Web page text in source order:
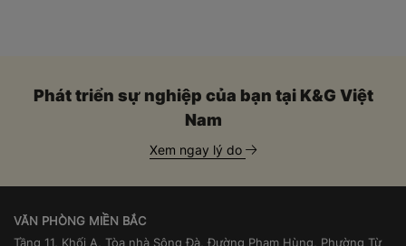
Phát triển sự nghiệp của bạn tại K&G Việt
Nam
Xem ngay lý do
VĂN PHÒNG MIỀN BẮC
Tầng 11, Khối A, Tòa nhà Sông Đà, Đường Phạm Hùng, Phường Từ